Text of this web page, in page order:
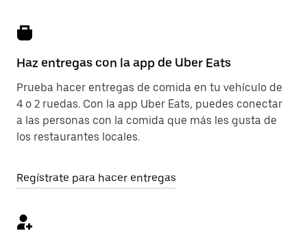
Haz entregas con la app de Uber Eats
Prueba hacer entregas de comida en tu vehículo de
4 o 2 ruedas. Con la app Uber Eats, puedes conectar
a las personas con la comida que más les gusta de
los restaurantes locales.
Regístrate para hacer entregas